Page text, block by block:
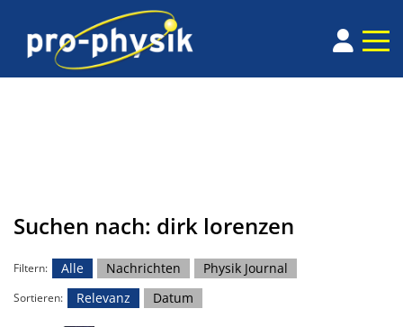
Suchen nach: dirk lorenzen
Filtern: Alle Nachrichten Physik Journal
Sortieren: Relevanz Datum